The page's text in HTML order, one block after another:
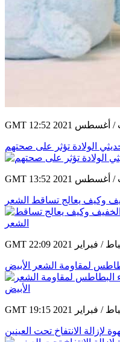
الولادة تؤثر على صحتهم
وكيف يعالج تساقط الشعر
لمقاومة الشعر الأبيض
لإزالة الانتفاخ تحت العينين